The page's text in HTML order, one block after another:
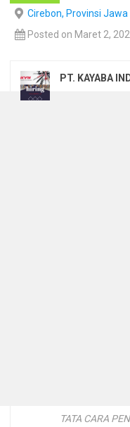
Cirebon, Provinsi
Posted on Maret 2,
PT. KAYABA
TATA CARA